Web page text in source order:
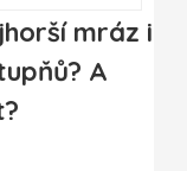
mráz i
A